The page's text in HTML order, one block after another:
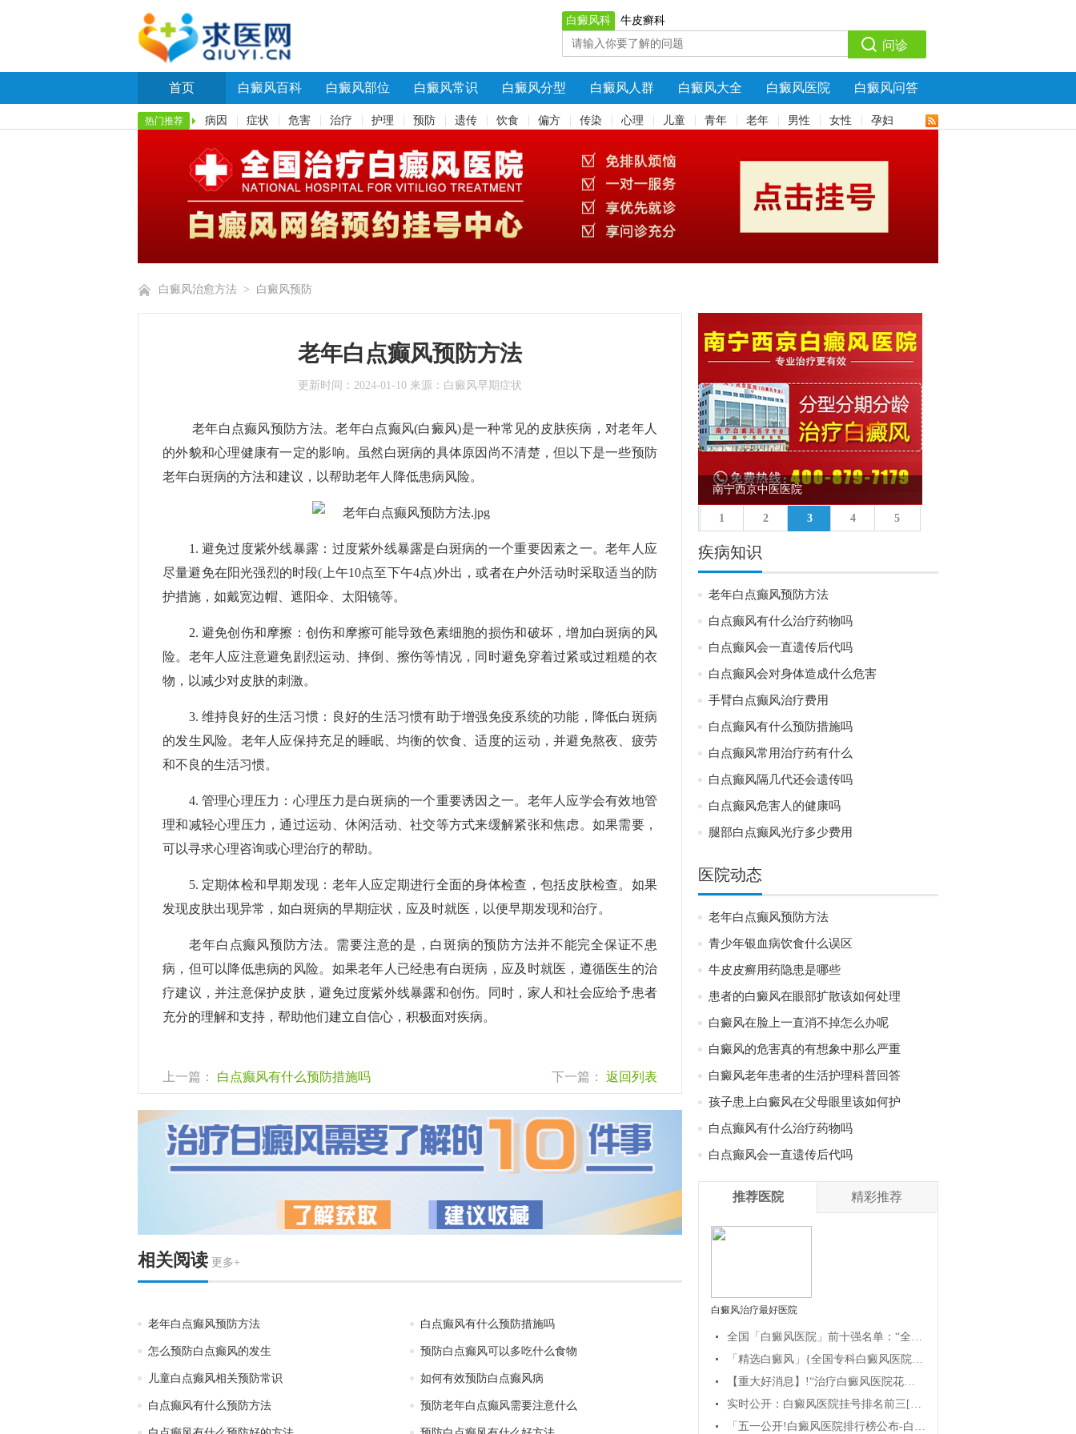
白癜风科 牛皮癣科
首页 白癜风百科 白癜风部位 白癜风常识 白癜风分型 白癜风人群 白癜风大全 白癜风医院 白癜风问答
热门推荐 病因 症状 危害 治疗 护理 预防 遗传 饮食 偏方 传染 心理 儿童 青年 老年 男性 女性 孕妇
白癜风治愈方法 > 白癜风预防
老年白点癫风预防方法
更新时间： 2024-01-10 来源： 白癜风早期症状
老年白点癫风预防方法。老年白点癫风(白癜风)是一种常见的皮肤疾病，对老年人
的外貌和心理健康有一定的影响。虽然白斑病的具体原因尚不清楚，但以下是一些预防
老年白斑病的方法和建议，以帮助老年人降低患病风险。
1. 避免过度紫外线暴露：过度紫外线暴露是白斑病的一个重要因素之一。老年人应
尽量避免在阳光强烈的时段(上午10点至下午4点)外出，或者在户外活动时采取适当的防
护措施，如戴宽边帽、遮阳伞、太阳镜等。
2. 避免创伤和摩擦：创伤和摩擦可能导致色素细胞的损伤和破坏，增加白斑病的风
险。老年人应注意避免剧烈运动、摔倒、擦伤等情况，同时避免穿着过紧或过粗糙的衣
物，以减少对皮肤的刺激。
3. 维持良好的生活习惯：良好的生活习惯有助于增强免疫系统的功能，降低白斑病
的发生风险。老年人应保持充足的睡眠、均衡的饮食、适度的运动，并避免熬夜、疲劳
和不良的生活习惯。
4. 管理心理压力：心理压力是白斑病的一个重要诱因之一。老年人应学会有效地管
理和减轻心理压力，通过运动、休闲活动、社交等方式来缓解紧张和焦虑。如果需要，
可以寻求心理咨询或心理治疗的帮助。
5. 定期体检和早期发现：老年人应定期进行全面的身体检查，包括皮肤检查。如果
发现皮肤出现异常，如白斑病的早期症状，应及时就医，以便早期发现和治疗。
老年白点癫风预防方法。需要注意的是，白斑病的预防方法并不能完全保证不患
病，但可以降低患病的风险。如果老年人已经患有白斑病，应及时就医，遵循医生的治
疗建议，并注意保护皮肤，避免过度紫外线暴露和创伤。同时，家人和社会应给予患者
充分的理解和支持，帮助他们建立自信心，积极面对疾病。
上一篇： 白点癫风有什么预防措施吗 下一篇： 返回列表
相关阅读 更多+
老年白点癫风预防方法 白点癫风有什么预防措施吗
怎么预防白点癫风的发生 预防白点癫风可以多吃什么食物
儿童白点癫风相关预防常识 如何有效预防白点癫风病
白点癫风有什么预防方法 预防老年白点癫风需要注意什么
南宁西京中医医院
1 2 3 4 5
疾病知识
老年白点癫风预防方法
白点癫风有什么治疗药物吗
白点癫风会一直遗传后代吗
白点癫风会对身体造成什么危害
手臂白点癫风治疗费用
白点癫风有什么预防措施吗
白点癫风常用治疗药有什么
白点癫风隔几代还会遗传吗
白点癫风危害人的健康吗
腿部白点癫风光疗多少费用
医院动态
老年白点癫风预防方法
青少年银血病饮食什么误区
牛皮皮癣用药隐患是哪些
患者的白癜风在眼部扩散该如何处理
白癜风在脸上一直消不掉怎么办呢
白癜风的危害真的有想象中那么严重
白癜风老年患者的生活护理科普回答
孩子患上白癜风在父母眼里该如何护
白点癫风有什么治疗药物吗
白点癫风会一直遗传后代吗
推荐医院 精彩推荐
白癜风治疗最好医院